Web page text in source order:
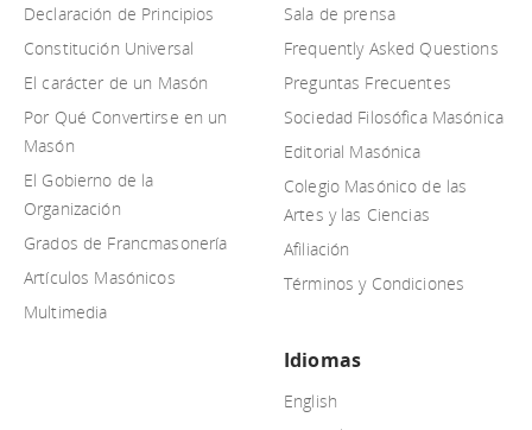
Declaración de Principios
Constitución Universal
El carácter de un Masón
Por Qué Convertirse en un
Masón
El Gobierno de la
Organización
Grados de Francmasonería
Artículos Masónicos
Multimedia
Sala de prensa
Frequently Asked Questions
Preguntas Frecuentes
Sociedad Filosófica Masónica
Editorial Masónica
Colegio Masónico de las
Artes y las Ciencias
Afiliación
Términos y Condiciones
Idiomas
English